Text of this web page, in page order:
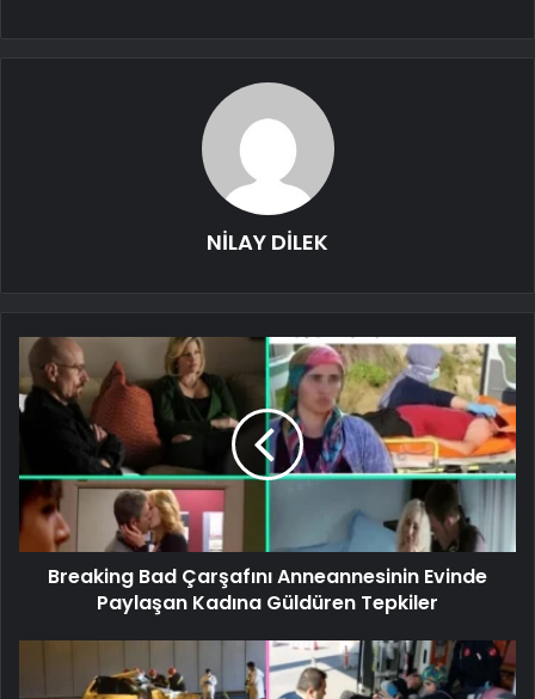
NİLAY DİLEK
Breaking Bad Çarşafını Anneannesinin Evinde
Paylaşan Kadına Güldüren Tepkiler